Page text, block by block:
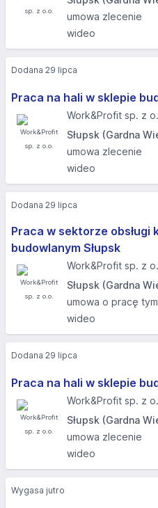
umowa zlecenie
wideo
Praca na hali w sklepie
Work&Profit sp. z
Słupsk (Gardna
umowa zlecenie
wideo
Dodana 29 lipca
Praca w sektorze obsługi
budowlanym Słupsk
Work&Profit sp. z
Słupsk (Gardna
umowa o pracę
wideo
Dodana 29 lipca
Praca na hali w sklepie
Work&Profit sp. z
Słupsk (Gardna
umowa zlecenie
wideo
Dodana 29 lipca
Wygasa jutro